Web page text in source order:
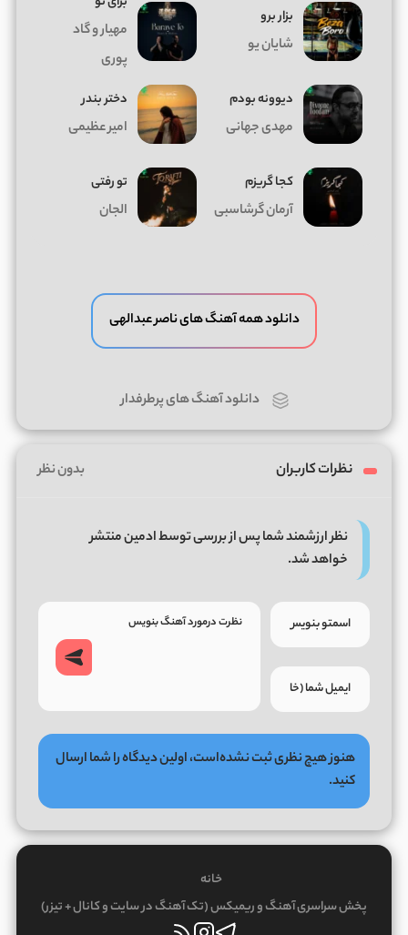
بزار برو
شایان یو
مهیار و گاد
پوری
دیوونه بودم
مهدی جهانی
دختر بندر
امیر عظیمی
کجا گریزم
آرمان گرشاسبی
تو رفتی
الجان
دانلود همه آهنگ های ناصر عبدالهی
دانلود آهنگ های پرطرفدار
نظرات کاربران بدون نظر
نظر ارزشمند شما پس از بررسی توسط ادمین منتشر
خواهد شد.
هنوز هیچ نظری ثبت نشده‌است، اولین دیدگاه را شما ارسال
کنید.
خانه
پخش سراسری آهنگ و ریمیکس (تک آهنگ در سایت و کانال + تیزر)